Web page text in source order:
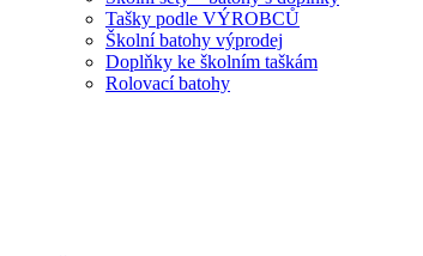
Tašky podle VÝROBCŮ
Školní batohy výprodej
Doplňky ke školním taškám
Rolovací batohy